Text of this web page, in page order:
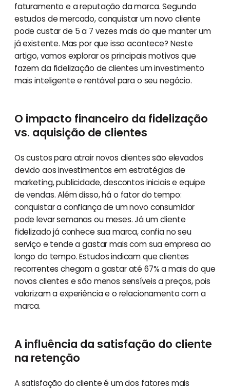
faturamento e a reputação da marca. Segundo
estudos de mercado, conquistar um novo cliente
pode custar de 5 a 7 vezes mais do que manter um
já existente. Mas por que isso acontece? Neste
artigo, vamos explorar os principais motivos que
fazem da fidelização de clientes um investimento
mais inteligente e rentável para o seu negócio.
O impacto financeiro da fidelização
vs. aquisição de clientes
Os custos para atrair novos clientes são elevados
devido aos investimentos em estratégias de
marketing, publicidade, descontos iniciais e equipe
de vendas. Além disso, há o fator do tempo:
conquistar a confiança de um novo consumidor
pode levar semanas ou meses. Já um cliente
fidelizado já conhece sua marca, confia no seu
serviço e tende a gastar mais com sua empresa ao
longo do tempo. Estudos indicam que clientes
recorrentes chegam a gastar até 67% a mais do que
novos clientes e são menos sensíveis a preços, pois
valorizam a experiência e o relacionamento com a
marca.
A influência da satisfação do cliente
na retenção
A satisfação do cliente é um dos fatores mais